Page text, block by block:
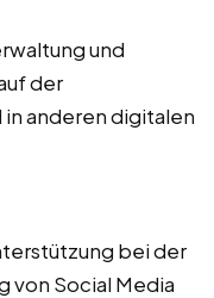
und
der
anderen digitalen
bei der
von Social Media